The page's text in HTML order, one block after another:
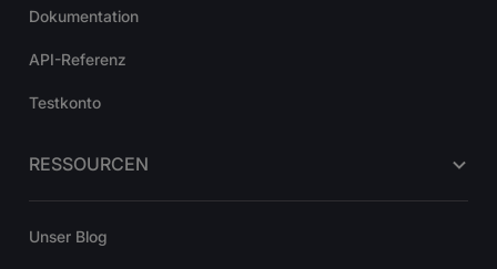
Dokumentation
API-Referenz
Testkonto
RESSOURCEN
Unser Blog